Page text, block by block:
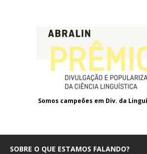
Somos campeões em Div. da
SOBRE O QUE ESTAMOS FALANDO?